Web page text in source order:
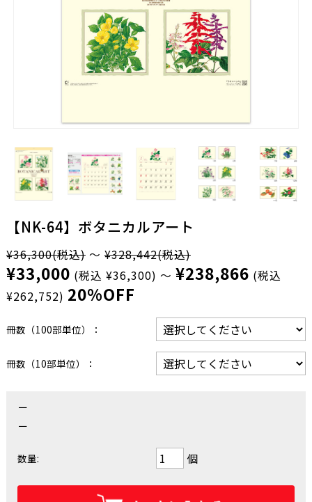
【NK-64】ボタニカルアート
¥36,300(税込) ～ ¥328,442(税込)
¥33,000 (税込 ¥36,300) ～ ¥238,866 (税込
¥262,752) 20%OFF
冊数（100部単位）：
冊数（10部単位）：
－
－
数量: 個